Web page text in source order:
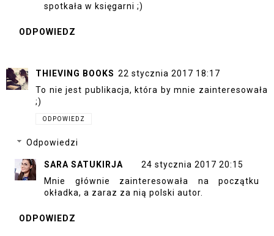
spotkała w księgarni ;)
ODPOWIEDZ
THIEVING BOOKS 22 stycznia 2017 18:17
To nie jest publikacja, która by mnie zainteresowała
;)
ODPOWIEDZ
Odpowiedzi
SARA SATUKIRJA
24 stycznia 2017 20:15
Mnie głównie zainteresowała na początku
okładka, a zaraz za nią polski autor.
ODPOWIEDZ